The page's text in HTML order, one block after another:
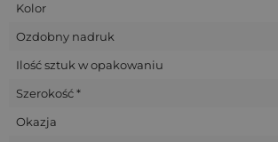
Kolor
Ozdobny nadruk
Ilość sztuk w opakowaniu
Szerokość *
Okazja